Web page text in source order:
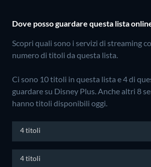
Dove posso guardare questa lista
Scopri quali sono i servizi di streaming
numero di titoli da questa lista.
Ci sono 10 titoli in questa lista e 4 di
guardare su Disney Plus. Anche altri 8
hanno titoli disponibili oggi.
4 titoli
4 titoli